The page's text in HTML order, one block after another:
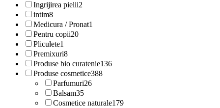
Ingrijirea pielii2
intim8
Medicura / Pronat1
Pentru copii20
Pliculete1
Premixuri8
Produse bio curatenie136
Produse cosmetice388
Parfumuri26
Balsam35
Cosmetice naturale179